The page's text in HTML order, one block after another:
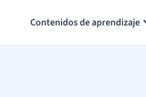
Contenidos de aprendizaje